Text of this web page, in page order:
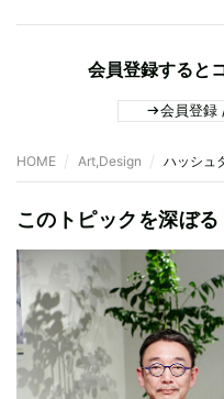
会員登録すると
会員登録
HOME Art,Design ハッシュ
このトピックを深ぼる